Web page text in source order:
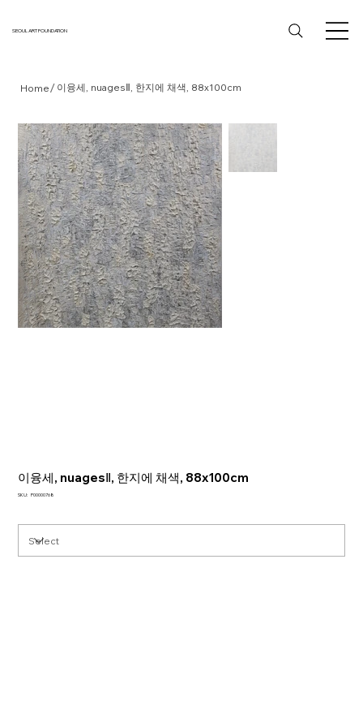
SEOUL ART FOUNDATION
Home/ 이융세, nuagesⅡ, 한지에 채색, 88x100cm
이융세, nuagesⅡ, 한지에 채색, 88x100cm
SKU: SKU
P00000768